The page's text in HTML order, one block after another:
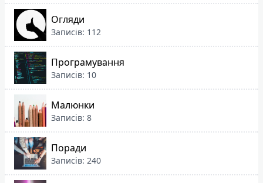
Огляди
Записів: 112
Програмування
Записів: 10
Малюнки
Записів: 8
Поради
Записів: 240